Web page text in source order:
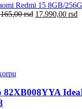
Redmi 15 8GB/
rsd 17.990,00 rsd
82XB008YYA